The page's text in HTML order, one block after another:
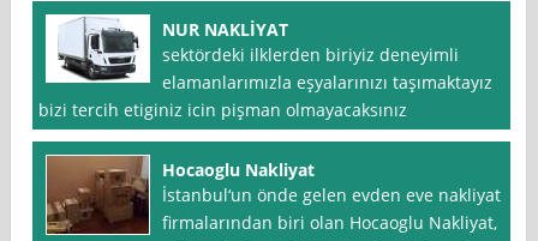
NUR NAKLİYAT
sektördeki ilklerden biriyiz deneyimli
elamanlarımızla eşyalarınızı taşımaktayız
bizi tercih etiginiz icin pişman olmayacaksınız
Hocaoglu Nakliyat
İstanbul‘un önde gelen evden eve nakliyat
firmalarından biri olan Hocaoglu Nakliyat,